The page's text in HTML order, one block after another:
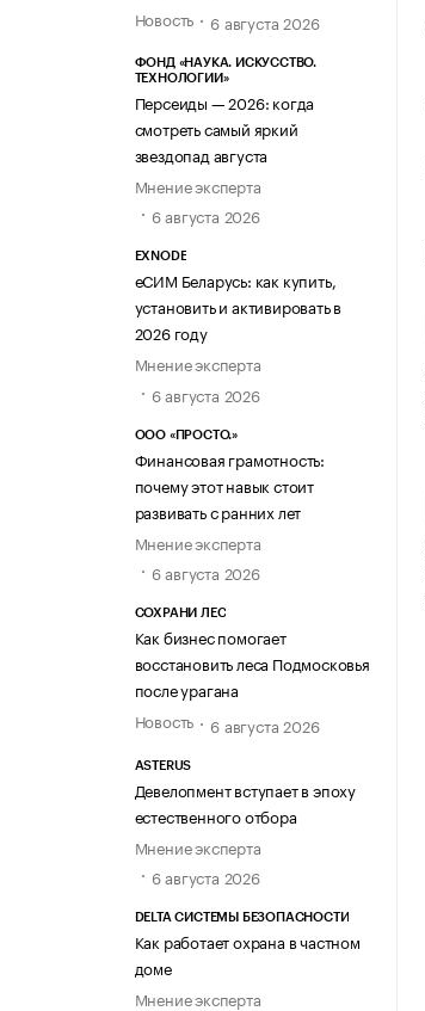
Новость
6 августа 2026
ФОНД «НАУКА. ИСКУССТВО.
ТЕХНОЛОГИИ»
Персеиды — 2026: когда
смотреть самый яркий
звездопад августа
Мнение эксперта
6 августа 2026
EXNODE
еСИМ Беларусь: как купить,
установить и активировать в
2026 году
Мнение эксперта
6 августа 2026
ООО «ПРОСТО.»
Финансовая грамотность:
почему этот навык стоит
развивать с ранних лет
Мнение эксперта
6 августа 2026
СОХРАНИ ЛЕС
Как бизнес помогает
восстановить леса Подмосковья
после урагана
Новость
6 августа 2026
ASTERUS
Девелопмент вступает в эпоху
естественного отбора
Мнение эксперта
6 августа 2026
DELTA СИСТЕМЫ БЕЗОПАСНОСТИ
Как работает охрана в частном
доме
Мнение эксперта